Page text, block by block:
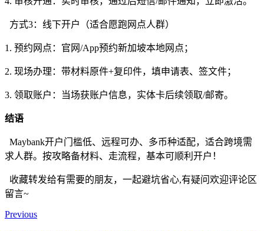
方式3：线下开户（适合愿跑网点人群）
1. 预约网点：官网/App预约新加坡本地网点；
2. 现场办理：带材料原件+复印件，填申请表、签文件；
3. 领取账户：当场获账户信息，实体卡后续领取/邮寄。
结语
Maybank开户门槛低、远程可办、多币种适配，适合跨境需
求人群。按攻略备材料、走流程，基本可顺利开户！
收藏转发给有需要的朋友，一起避坑省心,有疑问欢迎评论区
留言~
Previous